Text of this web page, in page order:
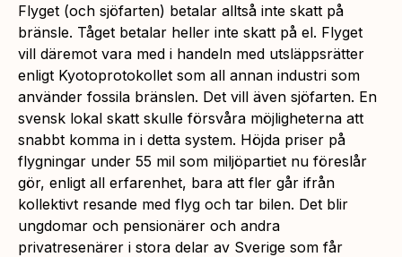
Flyget (och sjöfarten) betalar alltså inte skatt på
bränsle. Tåget betalar heller inte skatt på el. Flyget
vill däremot vara med i handeln med utsläppsrätter
enligt Kyotoprotokollet som all annan industri som
använder fossila bränslen. Det vill även sjöfarten. En
svensk lokal skatt skulle försvåra möjligheterna att
snabbt komma in i detta system. Höjda priser på
flygningar under 55 mil som miljöpartiet nu föreslår
gör, enligt all erfarenhet, bara att fler går ifrån
kollektivt resande med flyg och tar bilen. Det blir
ungdomar och pensionärer och andra
privatresenärer i stora delar av Sverige som får